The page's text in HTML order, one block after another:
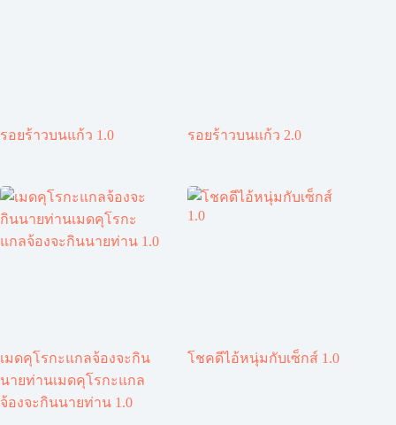
รอยร้าวบนแก้ว 1.0 รอยร้าวบนแก้ว 2.0
เมดคุโรกะแกลจ้องจะกิน
นายท่านเมดคุโรกะแกล
จ้องจะกินนายท่าน 1.0
โชคดีไอ้หนุ่มกับเซ็กส์ 1.0